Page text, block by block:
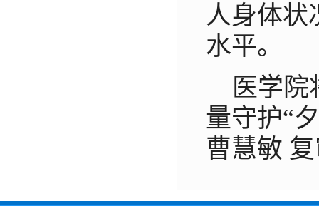
人身体状
水平。
医学
量守护“
曹慧敏